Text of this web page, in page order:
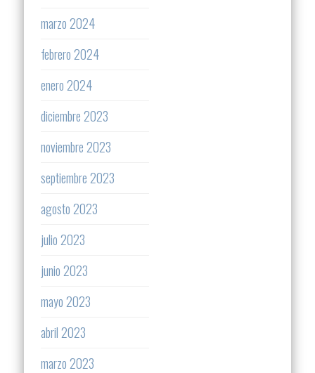
marzo 2024
febrero 2024
enero 2024
diciembre 2023
noviembre 2023
septiembre 2023
agosto 2023
julio 2023
junio 2023
mayo 2023
abril 2023
marzo 2023